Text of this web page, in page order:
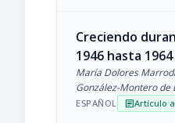
Creciendo
1946 hasta 1964
María Dolores
González-Montero de
ESPAÑOL articleArtículo